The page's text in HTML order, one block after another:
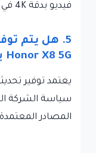
فيديو بدقة 4K في المصادر المعتمدة.
5. هل يتم
Honor X8 5G بانتظام؟
سياسة الشركة
المصادر